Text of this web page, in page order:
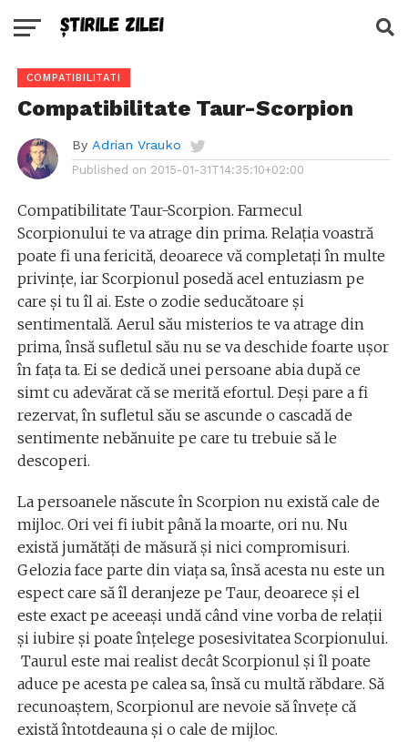
COMPATIBILITATI
Compatibilitate Taur-Scorpion
By Adrian Vrauko
Published on 2015-01-31T14:35:10+02:00
Compatibilitate Taur-Scorpion. Farmecul
Scorpionului te va atrage din prima. Relația voastră
poate fi una fericită, deoarece vă completați în multe
privințe, iar Scorpionul posedă acel entuziasm pe
care și tu îl ai. Este o zodie seducătoare și
sentimentală. Aerul său misterios te va atrage din
prima, însă sufletul său nu se va deschide foarte ușor
în fața ta. Ei se dedică unei persoane abia după ce
simt cu adevărat că se merită efortul. Deși pare a fi
rezervat, în sufletul său se ascunde o cascadă de
sentimente nebănuite pe care tu trebuie să le
descoperi.
La persoanele născute în Scorpion nu există cale de
mijloc. Ori vei fi iubit până la moarte, ori nu. Nu
există jumătăți de măsură și nici compromisuri.
Gelozia face parte din viața sa, însă acesta nu este un
espect care să îl deranjeze pe Taur, deoarece și el
este exact pe aceeași undă când vine vorba de relații
și iubire și poate înțelege posesivitatea Scorpionului.
Taurul este mai realist decât Scorpionul și îl poate
aduce pe acesta pe calea sa, însă cu multă răbdare. Să
recunoaștem, Scorpionul are nevoie să învețe că
există întotdeauna și o cale de mijloc.